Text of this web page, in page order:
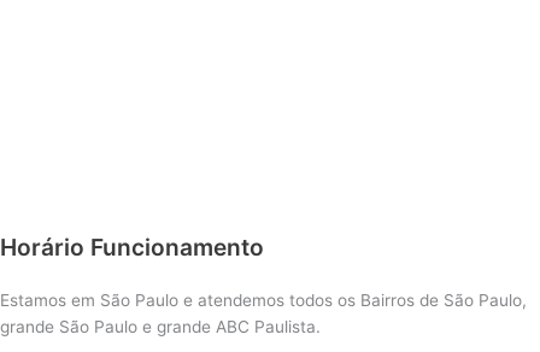
Horário Funcionamento
Estamos em São Paulo e atendemos todos os Bairros de São Paulo,
grande São Paulo e grande ABC Paulista.